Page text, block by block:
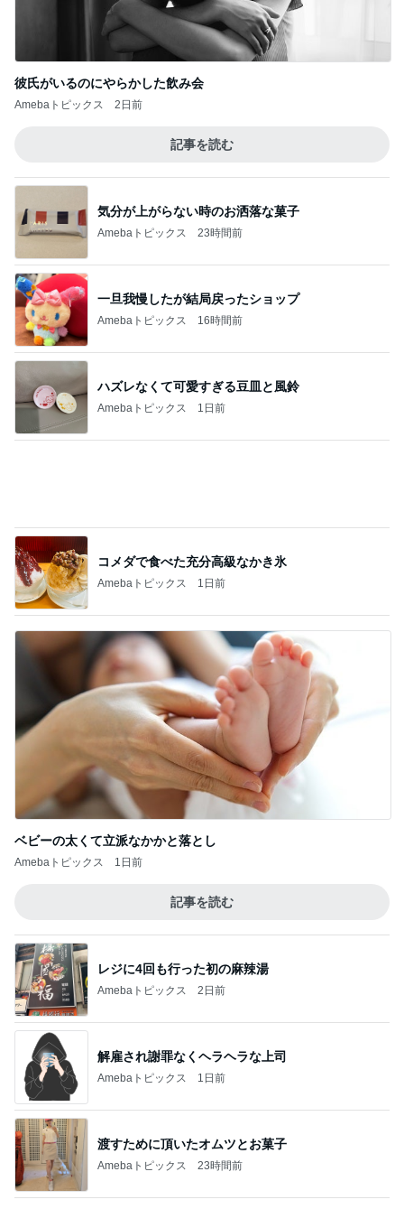
気分が上がらない時のお洒落な菓子
Amebaトピックス 23時間前
Amebaトピックス 16時間前
ハズレなくて可愛すぎる豆皿と風鈴
Amebaトピックス 1日前
コメダで食べた充分高級なかき氷
Amebaトピックス 1日前
ベビーの太くて立派なかかと落とし
Amebaトピックス
記事を読む
レジに4回も行った初の麻辣湯
Amebaトピックス 2日前
解雇され謝罪なくヘラヘラな上司
Amebaトピックス
Amebaトピックス 23時間前
男性陣が戻るまでの私の勉強時間
Amebaトピックス 1日前